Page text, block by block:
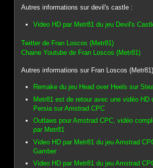
Autres informations sur devil's castle :
Video HD par Metr81 du jeu Devil's
Twitter de Fran Loscos (Metr81)
Chaine Youtube de Fran Loscos (Metr81)
Autres informations sur Fran Loscos
Remake du jeu Head over Heels sur
Metr81 est de retour avec une vidéo HD
Persia sur Amstrad CPC
Outlaws pour Amstrad CPC, vidéo
par Metr81
Video HD par Metr81 du jeu Amstrad
Gamber
Video HD par Metr81 du jeu Amstrad